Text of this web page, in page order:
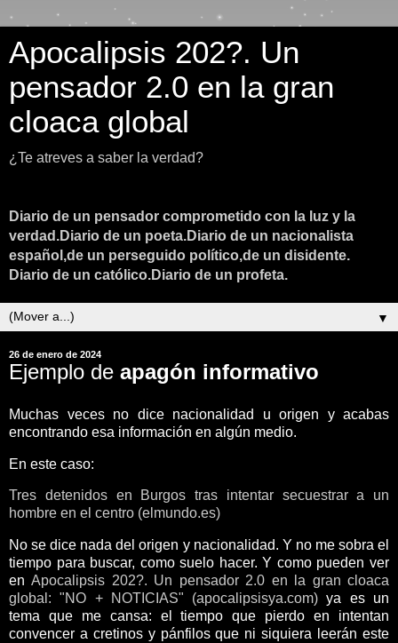
Apocalipsis 202?. Un
pensador 2.0 en la gran
cloaca global
¿Te atreves a saber la verdad?
Diario de un pensador comprometido con la luz y la
verdad.Diario de un poeta.Diario de un nacionalista
español,de un perseguido político,de un disidente.
Diario de un católico.Diario de un profeta.
▼
26 de enero de 2024
Ejemplo de apagón informativo
Muchas veces no dice nacionalidad u origen y acabas
encontrando esa información en algún medio.
En este caso:
Tres detenidos en Burgos tras intentar secuestrar a un
hombre en el centro (elmundo.es)
No se dice nada del origen y nacionalidad. Y no me sobra el
tiempo para buscar, como suelo hacer. Y como pueden ver
enApocalipsis 202?. Un pensador 2.0 en la gran cloaca
global: "NO + NOTICIAS" (apocalipsisya.com) ya es un
tema que me cansa: el tiempo que pierdo en intentan
convencer a cretinos y pánfilos que ni siquiera leerán este